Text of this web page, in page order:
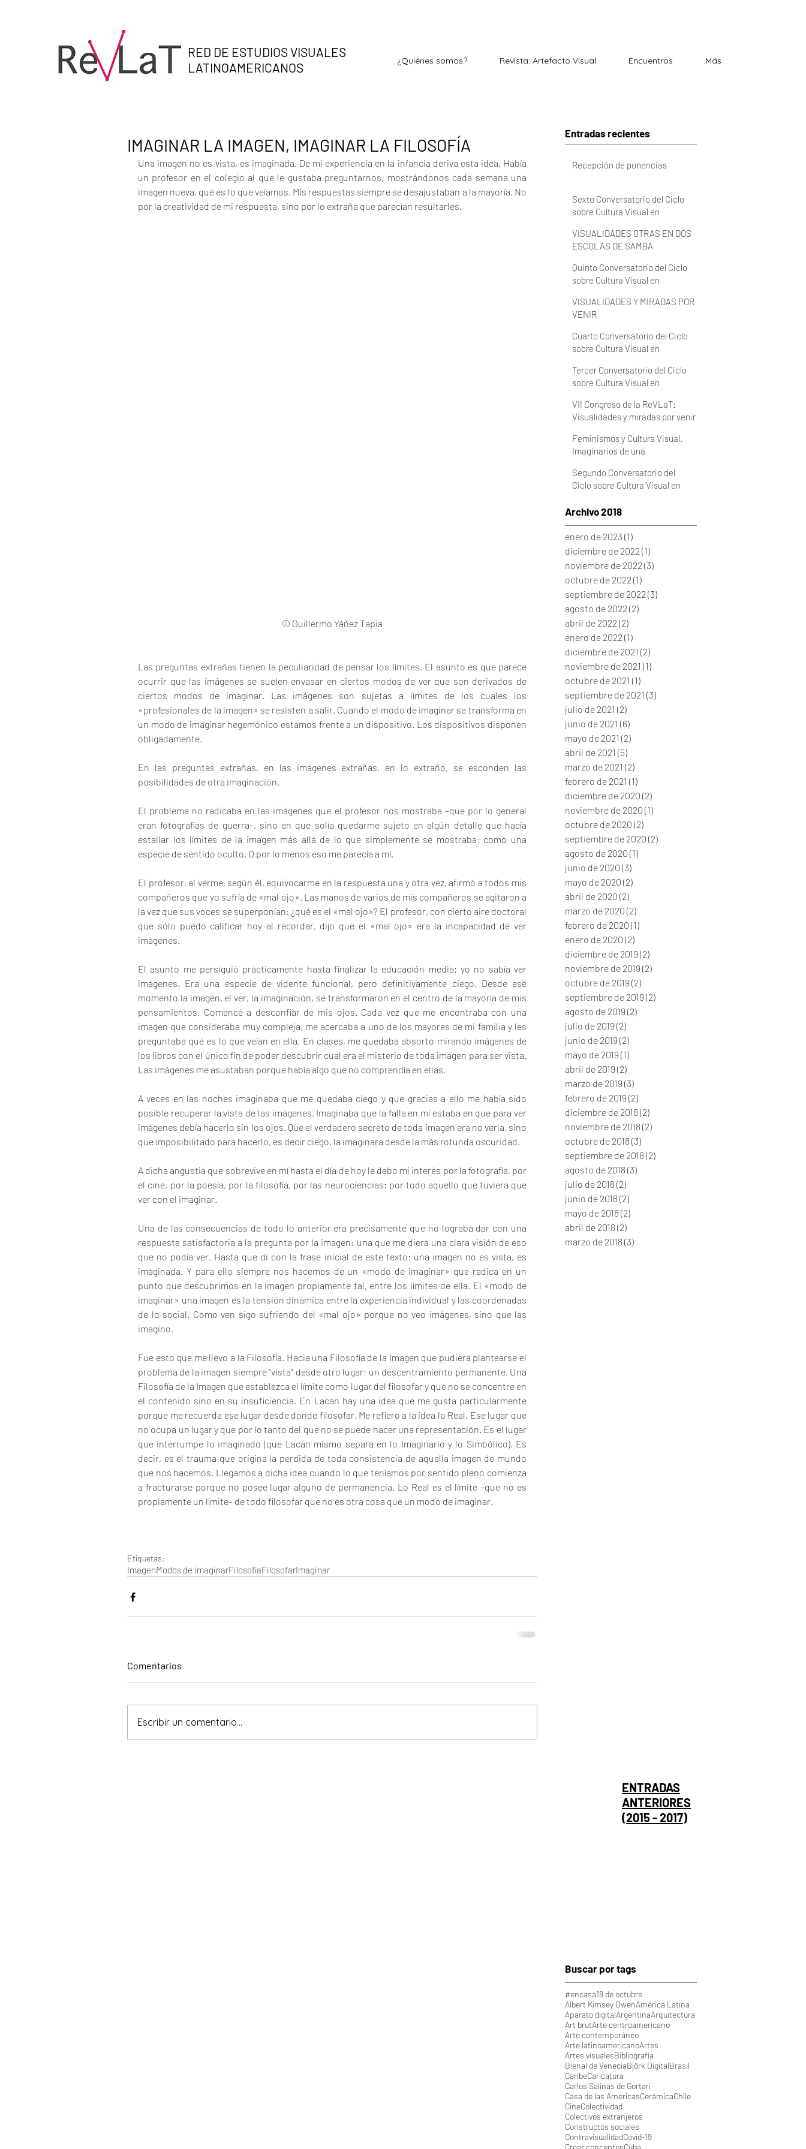
RED DE ESTUDIOS VISUALES
LATINOAMERICANOS
¿Quiénes somos? Revista: Artefacto Visual Encuentros Más
IMAGINAR LA IMAGEN, IMAGINAR LA FILOSOFÍA
Una imagen no es vista, es imaginada. De mi experiencia en la infancia deriva esta idea. Había
un profesor en el colegio al que le gustaba preguntarnos, mostrándonos cada semana una
imagen nueva, qué es lo que veíamos. Mis respuestas siempre se desajustaban a la mayoría. No
por la creatividad de mi respuesta, sino por lo extraña que parecían resultarles.
© Guillermo Yáñez Tapia
Las preguntas extrañas tienen la peculiaridad de pensar los límites. El asunto es que parece
ocurrir que las imágenes se suelen envasar en ciertos modos de ver que son derivados de
ciertos modos de imaginar. Las imágenes son sujetas a límites de los cuales los
«profesionales de la imagen» se resisten a salir. Cuando el modo de imaginar se transforma en
un modo de imaginar hegemónico estamos frente a un dispositivo. Los dispositivos disponen
obligadamente.
En las preguntas extrañas, en las imágenes extrañas, en lo extraño, se esconden las
posibilidades de otra imaginación.
El problema no radicaba en las imágenes que el profesor nos mostraba –que por lo general
eran fotografías de guerra–, sino en que solía quedarme sujeto en algún detalle que hacía
estallar los límites de la imagen más allá de lo que simplemente se mostraba; como una
especie de sentido oculto. O por lo menos eso me parecía a mí.
El profesor, al verme, según él, equivocarme en la respuesta una y otra vez, afirmó a todos mis
compañeros que yo sufría de «mal ojo». Las manos de varios de mis compañeros se agitaron a
la vez que sus voces se superponían: ¿qué es el «mal ojo»? El profesor, con cierto aire doctoral
que sólo puedo calificar hoy al recordar, dijo que el «mal ojo» era la incapacidad de ver
imágenes.
El asunto me persiguió prácticamente hasta finalizar la educación media: yo no sabía ver
imágenes. Era una especie de vidente funcional, pero definitivamente ciego. Desde ese
momento la imagen, el ver, la imaginación, se transformaron en el centro de la mayoría de mis
pensamientos. Comencé a desconfiar de mis ojos. Cada vez que me encontraba con una
imagen que consideraba muy compleja, me acercaba a uno de los mayores de mi familia y les
preguntaba qué es lo que veían en ella. En clases, me quedaba absorto mirando imágenes de
los libros con el único fin de poder descubrir cual era el misterio de toda imagen para ser vista.
Las imágenes me asustaban porque había algo que no comprendía en ellas.
A veces en las noches imaginaba que me quedaba ciego y que gracias a ello me había sido
posible recuperar la vista de las imágenes. Imaginaba que la falla en mí estaba en que para ver
imágenes debía hacerlo sin los ojos. Que el verdadero secreto de toda imagen era no verla, sino
que imposibilitado para hacerlo, es decir ciego, la imaginara desde la más rotunda oscuridad.
A dicha angustia que sobrevive en mí hasta el día de hoy le debo mi interés por la fotografía, por
el cine, por la poesía, por la filosofía, por las neurociencias; por todo aquello que tuviera que
ver con el imaginar.
Una de las consecuencias de todo lo anterior era precisamente que no lograba dar con una
respuesta satisfactoria a la pregunta por la imagen; una que me diera una clara visión de eso
que no podía ver. Hasta que di con la frase inicial de este texto: una imagen no es vista, es
imaginada. Y para ello siempre nos hacemos de un «modo de imaginar» que radica en un
punto que descubrimos en la imagen propiamente tal, entre los límites de ella. El «modo de
imaginar» una imagen es la tensión dinámica entre la experiencia individual y las coordenadas
de lo social. Como ven sigo sufriendo del «mal ojo» porque no veo imágenes, sino que las
imagino.
Fue esto que me llevo a la Filosofía. Hacia una Filosofía de la Imagen que pudiera plantearse el
problema de la imagen siempre “vista” desde otro lugar; un descentramiento permanente. Una
Filosofía de la Imagen que establezca el límite como lugar del filosofar y que no se concentre en
el contenido sino en su insuficiencia. En Lacan hay una idea que me gusta particularmente
porque me recuerda ese lugar desde donde filosofar. Me refiero a la idea lo Real. Ese lugar que
no ocupa un lugar y que por lo tanto del que no se puede hacer una representación. Es el lugar
que interrumpe lo imaginado (que Lacan mismo separa en lo Imaginario y lo Simbólico). Es
decir, es el trauma que origina la perdida de toda consistencia de aquella imagen de mundo
que nos hacemos. Llegamos a dicha idea cuando lo que teníamos por sentido pleno comienza
a fracturarse porque no posee lugar alguno de permanencia. Lo Real es el límite –que no es
propiamente un límite– de todo filosofar que no es otra cosa que un modo de imaginar.
Etiquetas:
ImagenModos de imaginarFilosofíaFilosofarImaginar
Comentarios
Escribir un comentario...
Entradas recientes
Recepción de ponencias
Sexto Conversatorio del Ciclo
sobre Cultura Visual en
VISUALIDADES OTRAS EN DOS
ESCOLAS DE SAMBA
Quinto Conversatorio del Ciclo
sobre Cultura Visual en
VISUALIDADES Y MIRADAS POR
VENIR
Cuarto Conversatorio del Ciclo
sobre Cultura Visual en
Tercer Conversatorio del Ciclo
sobre Cultura Visual en
VII Congreso de la ReVLaT:
Visualidades y miradas por venir
Feminismos y Cultura Visual.
Imaginarios de una
transformación
Segundo Conversatorio del
Ciclo sobre Cultura Visual en
Archivo 2018
enero de 2023 (1)
diciembre de 2022 (1)
noviembre de 2022 (3)
octubre de 2022 (1)
septiembre de 2022 (3)
agosto de 2022 (2)
abril de 2022 (2)
enero de 2022 (1)
diciembre de 2021 (2)
noviembre de 2021 (1)
octubre de 2021 (1)
septiembre de 2021 (3)
julio de 2021 (2)
junio de 2021 (6)
mayo de 2021 (2)
abril de 2021 (5)
marzo de 2021 (2)
febrero de 2021 (1)
diciembre de 2020 (2)
noviembre de 2020 (1)
octubre de 2020 (2)
septiembre de 2020 (2)
agosto de 2020 (1)
junio de 2020 (3)
mayo de 2020 (2)
abril de 2020 (2)
marzo de 2020 (2)
febrero de 2020 (1)
enero de 2020 (2)
diciembre de 2019 (2)
noviembre de 2019 (2)
octubre de 2019 (2)
septiembre de 2019 (2)
agosto de 2019 (2)
julio de 2019 (2)
junio de 2019 (2)
mayo de 2019 (1)
abril de 2019 (2)
marzo de 2019 (3)
febrero de 2019 (2)
diciembre de 2018 (2)
noviembre de 2018 (2)
octubre de 2018 (3)
septiembre de 2018 (2)
agosto de 2018 (3)
julio de 2018 (2)
junio de 2018 (2)
mayo de 2018 (2)
abril de 2018 (2)
marzo de 2018 (3)
ENTRADAS
ANTERIORES
(2015 - 2017)
Buscar por tags
#encasa18 de octubre
Albert Kimsey OwenAmérica Latina
Aparato digitalArgentinaArquitectura
Art brutArte centroamericano
Arte contemporáneo
Arte latinoamericanoArtes
Artes visualesBibliografía
Bienal de VeneciaBjörk DigitalBrasil
CaribeCaricatura
Carlos Salinas de Gortari
Casa de las AméricasCerâmicaChile
CineColectividad
Colectivos extranjeros
Constructos sociales
ContravisualidadCovid-19
Crear conceptosCuba